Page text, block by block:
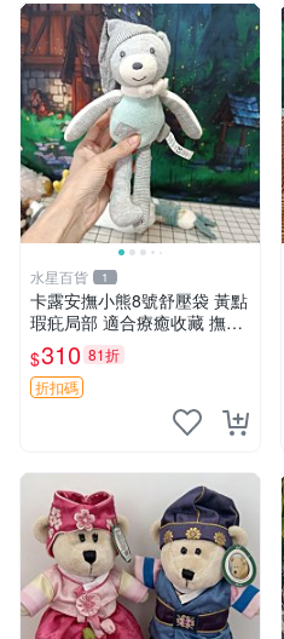
水星百貨 1
卡露安撫小熊8號舒壓袋 黃點
瑕疪局部 適合療癒收藏 撫慰
身心 美肌養護 放鬆好物
$310 81折
折扣碼